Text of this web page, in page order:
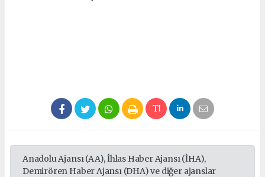
Anadolu Ajansı (AA), İhlas Haber Ajansı (İHA),
Demirören Haber Ajansı (DHA) ve diğer ajanslar